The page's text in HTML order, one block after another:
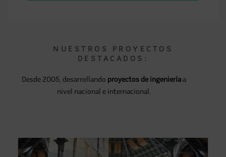
NUESTROS PROYECTOS
DESTACADOS:
Desde 2005, desarrollando proyectos de ingenieríaa
nivel nacional e internacional.